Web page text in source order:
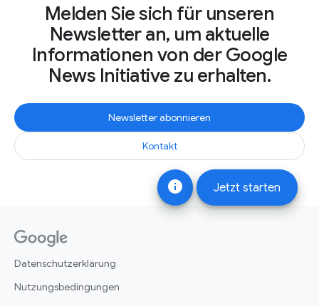
info Jetzt starten
Melden Sie sich für unseren
Newsletter an, um aktuelle
Informationen von der Google
News Initiative zu erhalten.
Newsletter abonnieren
Kontakt
Datenschutzerklärung
Nutzungsbedingungen